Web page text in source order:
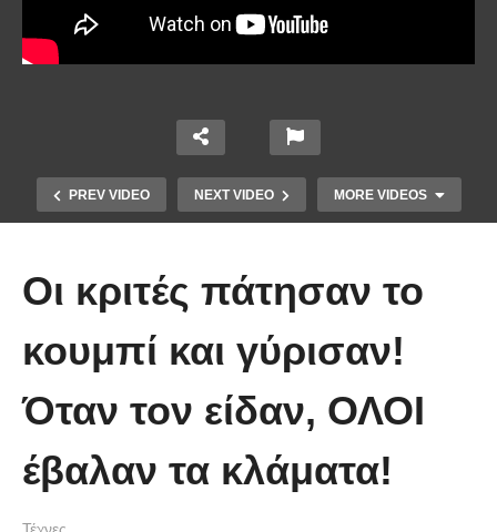
PREV VIDEO NEXT VIDEO MORE VIDEOS
(video)
Οι κριτές πάτησαν το
κουμπί και γύρισαν!
Όταν τον είδαν, ΟΛΟΙ
έβαλαν τα κλάματα!